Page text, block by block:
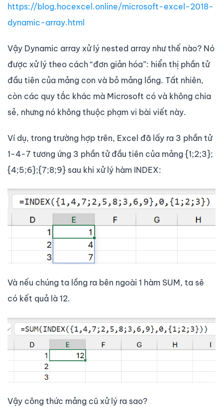
https://blog.hocexcel.online/microsoft-excel-2018-
dynamic-array.html
Vậy Dynamic array xử lý nested array như thế nào? Nó
được xử lý theo cách “đơn giản hóa”: hiển thị phần tử
đầu tiên của mảng con và bỏ mảng lồng. Tất nhiên,
còn các quy tắc khác mà Microsoft có và không chia
sẻ, nhưng nó không thuộc phạm vi bài viết này.
Ví dụ, trong trường hợp trên, Excel đã lấy ra 3 phần tử
1-4-7 tương ứng 3 phần tử đầu tiên của mảng {1;2;3};
{4;5;6};{7;8;9} sau khi xử lý hàm INDEX:
Và nếu chúng ta lồng ra bên ngoài 1 hàm SUM, ta sẽ
có kết quả là 12.
Vậy công thức mảng cũ xử lý ra sao?